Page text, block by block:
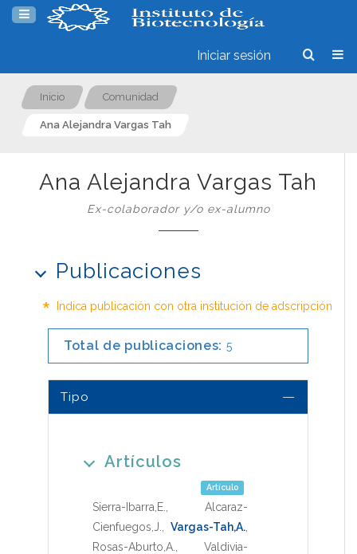
Iniciar sesión
Inicio Comunidad
Ana Alejandra Vargas Tah
Ana Alejandra Vargas Tah
Ex-colaborador y/o ex-alumno
Publicaciones
* Indica publicación con otra institución de adscripción
Total de publicaciones: 5
Tipo
Artículos
Artículo
Sierra-Ibarra,E.
Alcaraz-
Cienfuegos,J.
Vargas-Tah,A.
Rosas-Aburto,A.
Valdivia-